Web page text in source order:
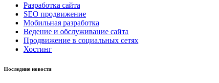
Разработка сайта
SEO продвижение
Мобильная разработка
Ведение и обслуживание сайта
Продвижение в социальных сетях
Хостинг
Последние новости